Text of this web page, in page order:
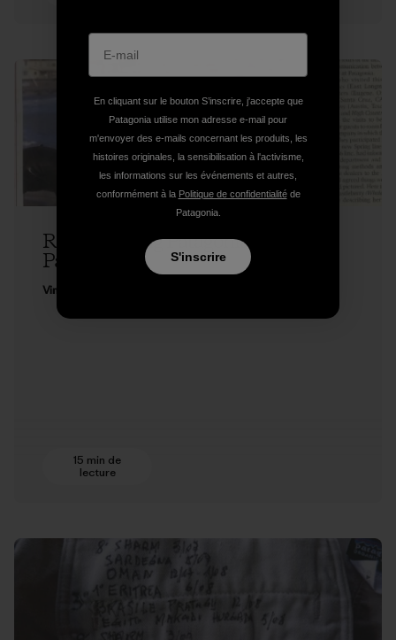
Remembering Patagonia Sales Rep
Paul Marsh
Vincent Stanley
15 min de
lecture
En cliquant sur le bouton S’inscrire, j'accepte que
Patagonia utilise mon adresse e-mail pour
m'envoyer des e-mails concernant les produits, les
histoires originales, la sensibilisation à l'activisme,
les informations sur les événements et autres,
conformément à la Politique de confidentialitéde
Patagonia.
S'inscrire